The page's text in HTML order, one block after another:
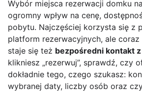
Wybór miejsca rezerwacji domku
ogromny wpływ na cenę,
pobytu. Najczęściej korzysta się z
platform rezerwacyjnych, ale
staje się też bezpośredni kontakt
klikniesz „rezerwuj”, sprawdź, czy
dokładnie tego, czego szukasz:
wybranej daty, liczby osób oraz